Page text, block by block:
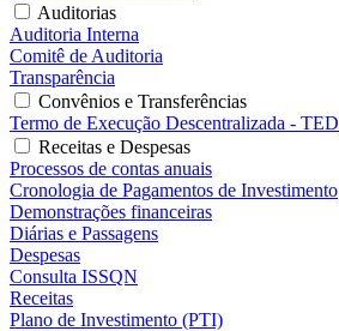
Auditorias
Auditoria Interna
Comitê de Auditoria
Transparência
Convênios e Transferências
Termo de Execução Descentralizada - TED
Receitas e Despesas
Processos de contas anuais
Cronologia de Pagamentos de Investimento
Demonstrações financeiras
Diárias e Passagens
Despesas
Consulta ISSQN
Receitas
Plano de Investimento (PTI)